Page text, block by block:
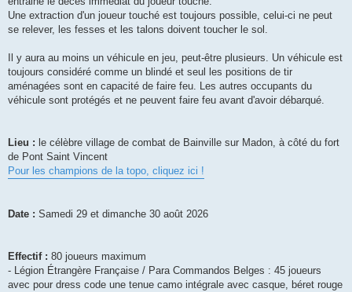
Une extraction d'un joueur touché est toujours possible, celui-ci ne peut
se relever, les fesses et les talons doivent toucher le sol.
Il y aura au moins un véhicule en jeu, peut-être plusieurs. Un véhicule est
toujours considéré comme un blindé et seul les positions de tir
aménagées sont en capacité de faire feu. Les autres occupants du
véhicule sont protégés et ne peuvent faire feu avant d'avoir débarqué.
Lieu : le célèbre village de combat de Bainville sur Madon, à côté du fort
de Pont Saint Vincent
Pour les champions de la topo, cliquez ici !
Date : Samedi 29 et dimanche 30 août 2026
Effectif : 80 joueurs maximum
- Légion Étrangère Française / Para Commandos Belges : 45 joueurs
avec pour dress code une tenue camo intégrale avec casque, béret rouge